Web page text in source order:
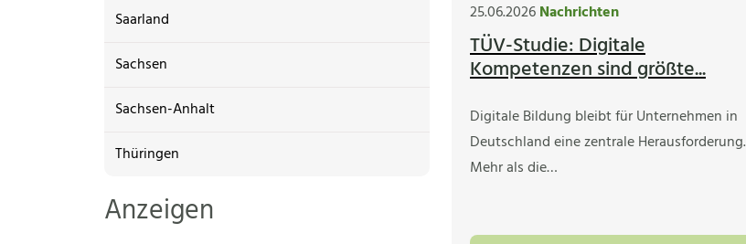
Saarland
Sachsen
Sachsen-Anhalt
Thüringen
Anzeigen
25.06.2026Nachrichten
TÜV-Studie: Digitale
Kompetenzen sind größte...
Digitale Bildung bleibt für Unternehmen in
Deutschland eine zentrale Herausforderung.
Mehr als die…